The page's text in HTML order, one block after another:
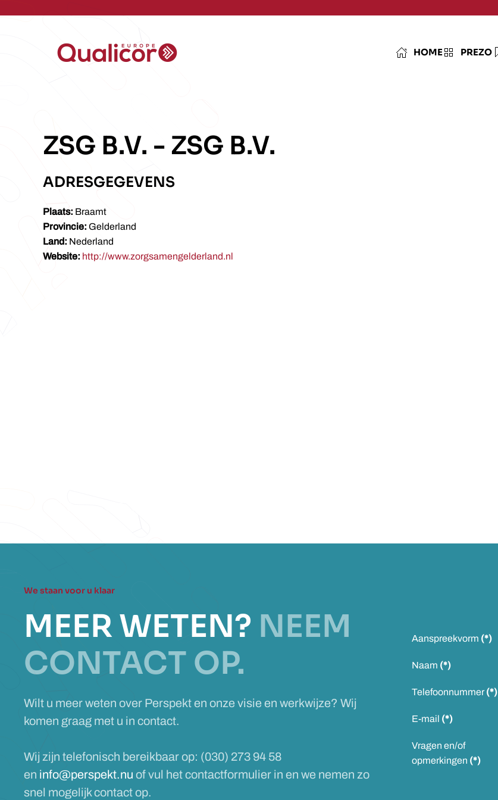
HOME PREZO
ZSG B.V. - ZSG B.V.
ADRESGEGEVENS
Plaats: Braamt
Provincie: Gelderland
Land: Nederland
Website: http://www.zorgsamengelderland.nl
We staan voor u klaar
MEER WETEN? NEEM
CONTACT OP.
Wilt u meer weten over Perspekt en onze visie en werkwijze? Wij
komen graag met u in contact.
Wij zijn telefonisch bereikbaar op: (030) 273 94 58
en info@perspekt.nu of vul het contactformulier in en we nemen zo
snel mogelijk contact op.
Aanspreekvorm (*)
Naam (*)
Telefoonnummer (*)
E-mail (*)
Vragen en/of
opmerkingen (*)